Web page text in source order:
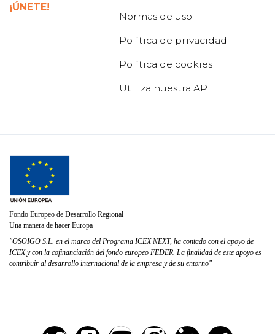
¡ÚNETE!
Normas de uso
Política de privacidad
Política de cookies
Utiliza nuestra API
Fondo Europeo de Desarrollo Regional
Una manera de hacer Europa
"OSOIGO S.L. en el marco del Programa ICEX NEXT, ha contado con el apoyo de
ICEX y con la cofinanciación del fondo europeo FEDER. La finalidad de este apoyo es
contribuir al desarrollo internacional de la empresa y de su entorno"